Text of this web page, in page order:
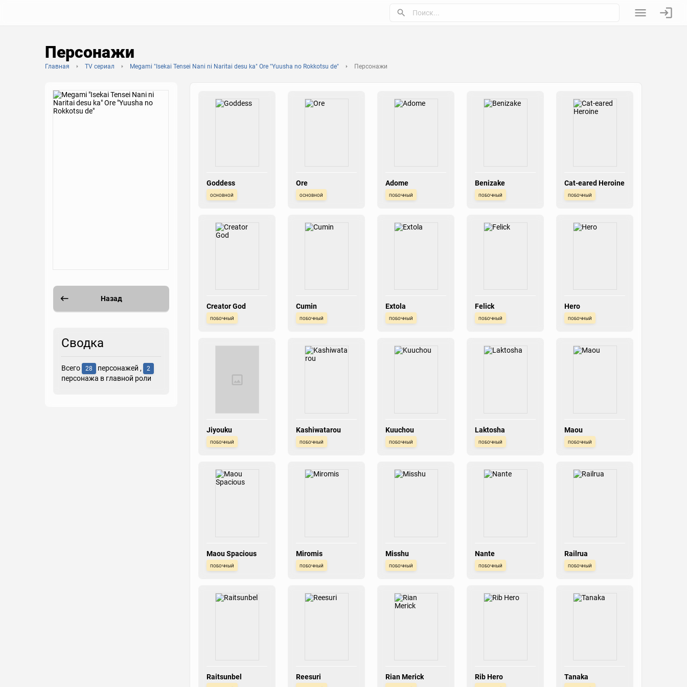
Персонажи
Главная TV сериал Megami "Isekai Tensei Nani ni Naritai desu ka" Ore "Yuusha no Rokkotsu de" Персонажи
Назад
Сводка
Всего 28 персонажей , 2
персонажа в главной роли
Goddess
основной
Ore
основной
Adome
побочный
Benizake
побочный
Cat-eared Heroine
побочный
Creator God
побочный
Cumin
побочный
Extola
побочный
Felick
побочный
Hero
побочный
Jiyouku
побочный
Kashiwatarou
побочный
Kuuchou
побочный
Laktosha
побочный
Maou
побочный
Maou Spacious
побочный
Miromis
побочный
Misshu
побочный
Nante
побочный
Railrua
побочный
Raitsunbel Reesuri Rian Merick Rib Hero Tanaka